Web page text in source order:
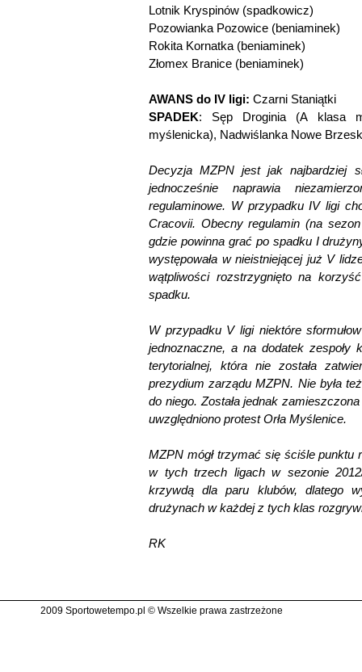
Lotnik Kryspinów (spadkowicz)
Pozowianka Pozowice (beniaminek)
Rokita Kornatka (beniaminek)
Złomex Branice (beniaminek)
AWANS do IV ligi: Czarni Staniątki
SPADEK: Sęp Droginia (A klasa
myślenicka), Nadwiślanka Nowe
Decyzja MZPN jest jak najbardziej
jednocześnie naprawia
regulaminowe. W przypadku IV ligi
Cracovii. Obecny regulamin (na
gdzie powinna grać po spadku I
występowała w nieistniejącej już V
wątpliwości rozstrzygnięto na
spadku.
W przypadku V ligi niektóre
jednoznaczne, a na dodatek zespoły
terytorialnej, która nie została
prezydium zarządu MZPN. Nie była
do niego. Została jednak
uwzględniono protest Orła Myślenice.
MZPN mógł trzymać się ściśle punktu
w tych trzech ligach w sezonie
krzywdą dla paru klubów, dlatego
drużynach w każdej z tych klas
RK
2009 Sportowetempo.pl © Wszelkie prawa zastrzeżone